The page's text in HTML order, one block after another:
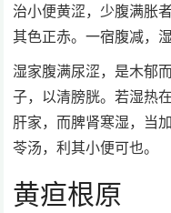
治小便黄涩，少腹满胀
其色正赤。一宿腹减，
湿家腹满尿涩，是木郁
子，以清膀胱。若湿热
肝家，而脾肾寒湿，当
苓汤，利其小便可也。
黄疸根原